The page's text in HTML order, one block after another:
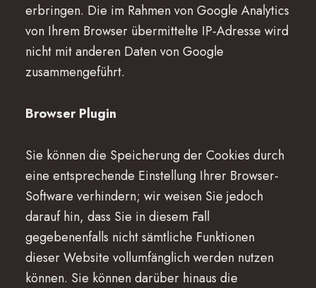
erbringen. Die im Rahmen von Google Analytics
von Ihrem Browser übermittelte IP-Adresse wird
nicht mit anderen Daten von Google
zusammengeführt.
Browser Plugin
Sie können die Speicherung der Cookies durch
eine entsprechende Einstellung Ihrer Browser-
Software verhindern; wir weisen Sie jedoch
darauf hin, dass Sie in diesem Fall
gegebenenfalls nicht sämtliche Funktionen
dieser Website vollumfänglich werden nutzen
können. Sie können darüber hinaus die